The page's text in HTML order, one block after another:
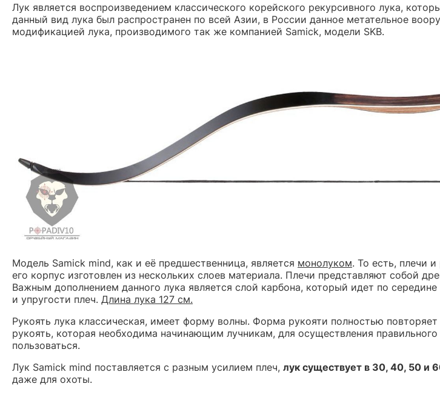
Лук является воспроизведением классического корейского рекурсивного лука,
данный вид лука был распространен по всей Азии, в России данное метательное
модификацией лука, производимого так же компанией Samick, модели SKB.
Модель Samick mind, как и её предшественница, является монолуком. То есть, плечи
его корпус изготовлен из нескольких слоев материала. Плечи представляют собой
Важным дополнением данного лука является слой карбона, который идет по
и упругости плеч. Длина лука 127 см.
Рукоять лука классическая, имеет форму волны. Форма рукояти полностью
рукоять, которая необходима начинающим лучникам, для осуществления
пользоваться.
Лук Samick mind поставляется с разным усилием плеч, лук существует в 30, 40, 50 и
даже для охоты.